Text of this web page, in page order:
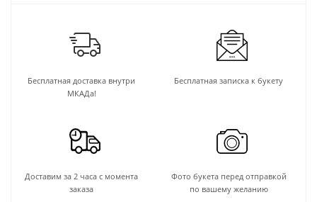
Бесплатная доставка внутри
МКАДа!
Бесплатная записка к букету
Доставим за 2 часа с момента
заказа
Фото букета перед отправкой
по вашему желанию